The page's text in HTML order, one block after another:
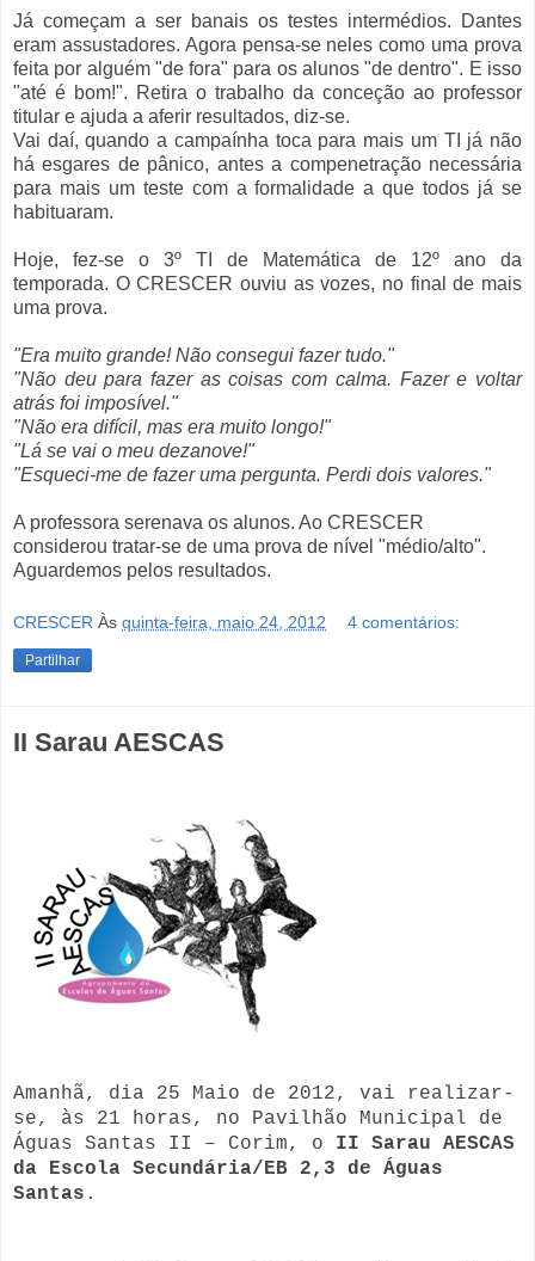
Já começam a ser banais os testes intermédios. Dantes
eram assustadores. Agora pensa-se neles como uma prova
feita por alguém "de fora" para os alunos "de dentro". E isso
"até é bom!". Retira o trabalho da conceção ao professor
titular e ajuda a aferir resultados, diz-se.
Vai daí, quando a campaínha toca para mais um TI já não
há esgares de pânico, antes a compenetração necessária
para mais um teste com a formalidade a que todos já se
habituaram.
Hoje, fez-se o 3º TI de Matemática de 12º ano da
temporada. O CRESCER ouviu as vozes, no final de mais
uma prova.
"Era muito grande! Não consegui fazer tudo."
"Não deu para fazer as coisas com calma. Fazer e voltar
atrás foi imposível."
"Não era difícil, mas era muito longo!"
"Lá se vai o meu dezanove!"
"Esqueci-me de fazer uma pergunta. Perdi dois valores."
A professora serenava os alunos. Ao CRESCER
considerou tratar-se de uma prova de nível "médio/alto".
Aguardemos pelos resultados.
CRESCER Às quinta-feira, maio 24, 2012 4 comentários:
Partilhar
II Sarau AESCAS
Amanhã, dia 25 Maio de 2012, vai realizar-
se, às 21 horas, no Pavilhão Municipal de
Águas Santas II – Corim, o
II Sarau AESCAS
da Escola Secundária/EB 2,3 de Águas
Santas .